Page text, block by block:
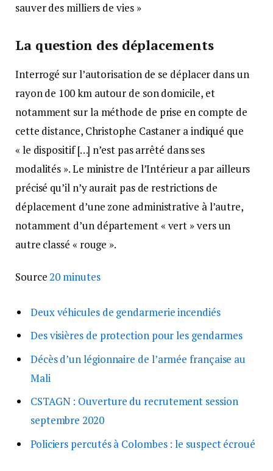
sauver des milliers de vies »
La question des déplacements
Interrogé sur l’autorisation de se déplacer dans un
rayon de 100 km autour de son domicile, et
notamment sur la méthode de prise en compte de
cette distance, Christophe Castaner a indiqué que
« le dispositif […] n’est pas arrêté dans ses
modalités ». Le ministre de l’Intérieur a par ailleurs
précisé qu’il n’y aurait pas de restrictions de
déplacement d’une zone administrative à l’autre,
notamment d’un département « vert » vers un
autre classé « rouge ».
Source20 minutes
Deux véhicules de gendarmerie incendiés
Des visières de protection pour les gendarmes
Décès d’un légionnaire de l’armée française au
Mali
CSTAGN : Ouverture du recrutement session
septembre 2020
Policiers percutés à Colombes : le suspect écroué